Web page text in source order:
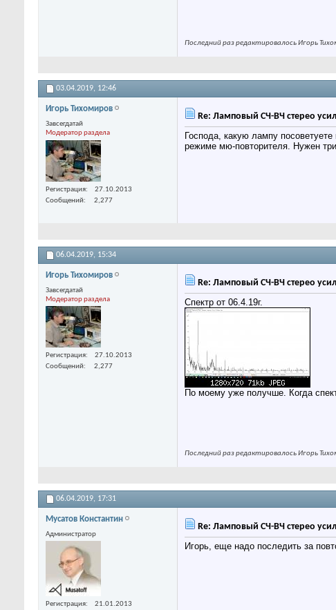
Последний раз редактировалось Игорь
03.04.2019, 12:46
Игорь Тихомиров
Завсегдатай
Модератор раздела
Регистрация
27.10.2013
Сообщений
2,277
Re: Ламповый СЧ-ВЧ стерео
Господа, какую лампу
режиме мю-повторителя. Нужен
06.04.2019, 15:34
Игорь Тихомиров
Завсегдатай
Модератор раздела
Регистрация
27.10.2013
Сообщений
2,277
Re: Ламповый СЧ-ВЧ стерео
Спектр от 06.4.19г.
По моему уже получше. Когда
Последний раз редактировалось Игорь
06.04.2019, 17:31
Мусатов Константин
Администратор
Регистрация
21.01.2013
Re: Ламповый СЧ-ВЧ стерео
Игорь, еще надо последить за